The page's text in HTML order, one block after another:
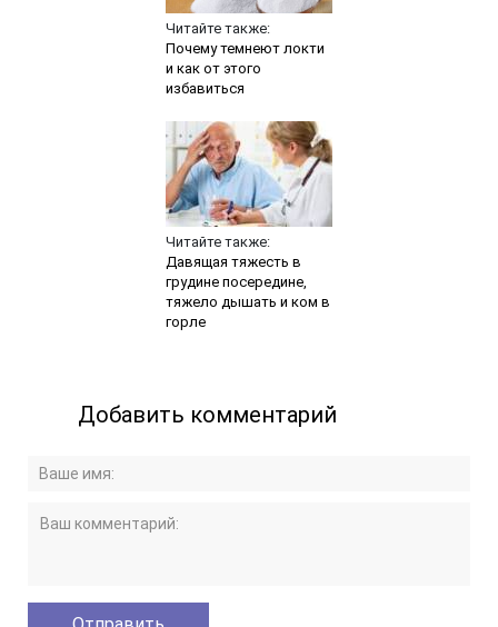
Читайте также:
Почему темнеют локти
и как от этого
избавиться
Читайте также:
Давящая тяжесть в
грудине посередине,
тяжело дышать и ком в
горле
Добавить комментарий